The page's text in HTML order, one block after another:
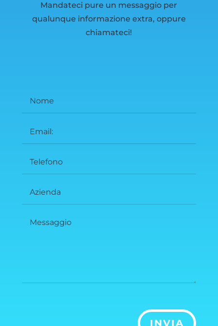
Mandateci pure un messaggio per
qualunque informazione extra, oppure
chiamateci!
INVIA